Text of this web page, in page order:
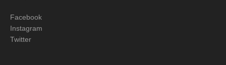
Facebook
Instagram
Twitter